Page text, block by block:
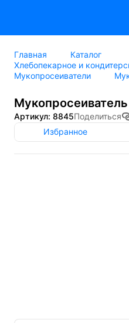
Главная
Каталог
Хлебопекарное и
Мукопросеиватели
Артикул: 8845Поделиться
Избранное